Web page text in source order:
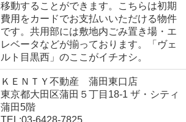
移動することができます。こちらは初期
費用をカードでお支払いいただける物件
です。共用部には敷地内ごみ置き場・エ
レベータなどが揃っております。「ヴェ
ルト目黒西」のここがイチオシ。
ＫＥＮＴＹ不動産 蒲田東口店
東京都大田区蒲田５丁目18-1 ザ・シティ
蒲田5階